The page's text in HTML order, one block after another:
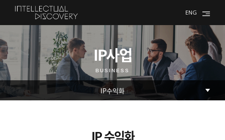
ENG
IP사업
BUSINESS
IP 수익화